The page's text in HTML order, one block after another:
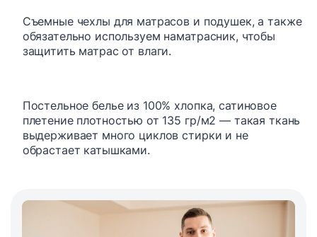
Съемные чехлы для матрасов и подушек, а также
обязательно используем наматрасник, чтобы
защитить матрас от влаги.
Постельное белье из 100% хлопка, сатиновое
плетение плотностью от 135 гр/м2 — такая ткань
выдерживает много циклов стирки и не
обрастает катышками.